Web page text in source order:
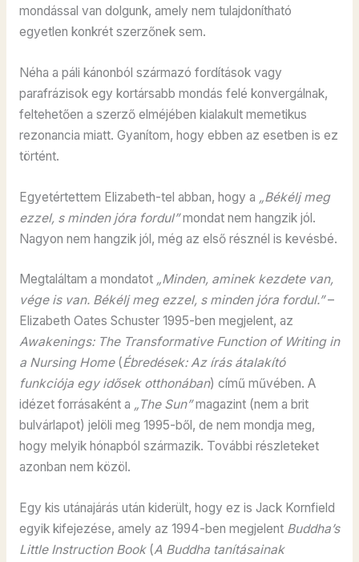
mondással van dolgunk, amely nem tulajdonítható
egyetlen konkrét szerzőnek sem.
Néha a páli kánonból származó fordítások vagy
parafrázisok egy kortársabb mondás felé konvergálnak,
feltehetően a szerző elméjében kialakult memetikus
rezonancia miatt. Gyanítom, hogy ebben az esetben is ez
történt.
Egyetértettem Elizabeth-tel abban, hogy a „Békélj meg
ezzel, s minden jóra fordul”mondat nem hangzik jól.
Nagyon nem hangzik jól, még az első résznél is kevésbé.
Megtaláltam a mondatot „Minden, aminek kezdete van,
vége is van. Békélj meg ezzel, s minden jóra fordul.”–
Elizabeth Oates Schuster 1995-ben megjelent, az
Awakenings: The Transformative Function of Writing in
a Nursing Home(Ébredések: Az írás átalakító
funkciója egy idősek otthonában) című művében. A
idézet forrásaként a „The Sun”magazint (nem a brit
bulvárlapot) jelöli meg 1995-ből, de nem mondja meg,
hogy melyik hónapból származik. További részleteket
azonban nem közöl.
Egy kis utánajárás után kiderült, hogy ez is Jack Kornfield
egyik kifejezése, amely az 1994-ben megjelent Buddha’s
Little Instruction Book(A Buddha tanításainak